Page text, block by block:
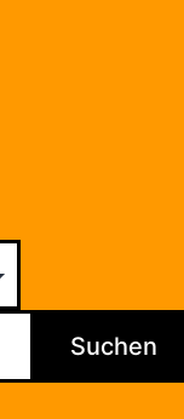
Suchen